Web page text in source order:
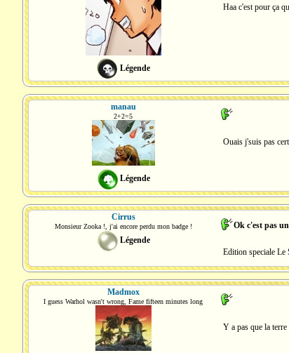
Légende
Haa c'est pour ça
manau
2+2=5
Légende
Ouais j'suis pas
Cirrus
Monsieur Zooka !, j'ai encore perdu mon badge !
Légende
Ok c'est pas
Edition speciale Le
Madmox
I guess Warhol wasn't wrong, Fame fifteen minutes long
Y a pas que la